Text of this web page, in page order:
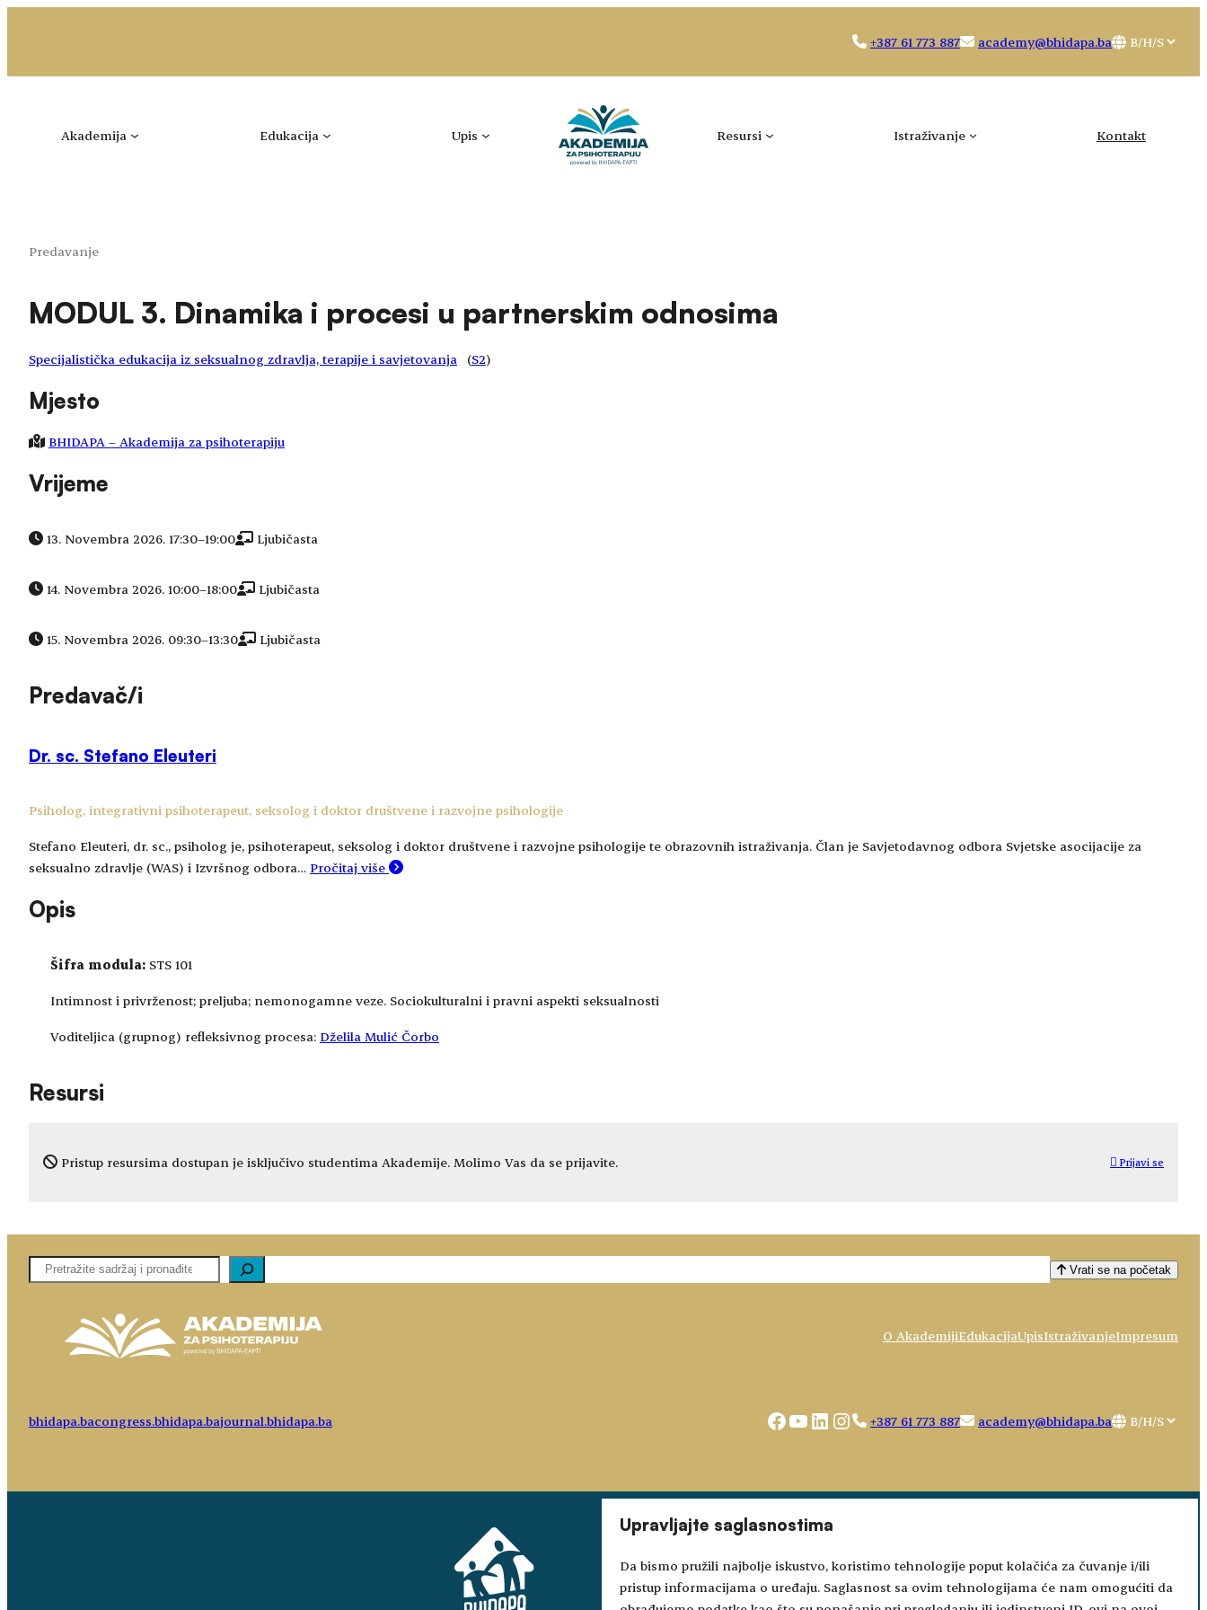
Upravljajte saglasnostima
Da bismo pružili najbolje iskustvo, koristimo tehnologije poput kolačića za čuvanje i/ili
pristup informacijama o uređaju. Saglasnost sa ovim tehnologijama će nam omogućiti da
+387 61 773 887 academy@bhidapa.ba
Choose
Akademija Edukacija Upis Resursi Istraživanje Kontakt
Predavanje
MODUL 3. Dinamika i procesi u partnerskim odnosima
Specijalistička edukacija iz seksualnog zdravlja, terapije i savjetovanja (S2)
Mjesto
BHIDAPA – Akademija za psihoterapiju
Vrijeme
13. Novembra 2026. 17:30–19:00 Ljubičasta
14. Novembra 2026. 10:00–18:00 Ljubičasta
15. Novembra 2026. 09:30–13:30 Ljubičasta
Predavač/i
Dr. sc. Stefano Eleuteri
Psiholog, integrativni psihoterapeut, seksolog i doktor društvene i razvojne psihologije
Stefano Eleuteri, dr. sc., psiholog je, psihoterapeut, seksolog i doktor društvene i razvojne psihologije te obrazovnih istraživanja. Član je Savjetodavnog odbora Svjetske asocijacije za
seksualno zdravlje (WAS) i Izvršnog odbora… Pročitaj više
Opis
Šifra modula: STS 101
Intimnost i privrženost; preljuba; nemonogamne veze. Sociokulturalni i pravni aspekti seksualnosti
Voditeljica (grupnog) refleksivnog procesa: Dželila Mulić Čorbo
Resursi
Pristup resursima dostupan je isključivo studentima Akademije. Molimo Vas da se prijavite. Prijavi se
Pretaga Vrati se na početak
O AkademijiEdukacijaUpisIstraživanjeImpresum
bhidapa.bacongress.bhidapa.bajournal.bhidapa.ba Facebook
YouTube
LinkedIn
Instagram
+387 61 773 887 academy@bhidapa.ba
Choose